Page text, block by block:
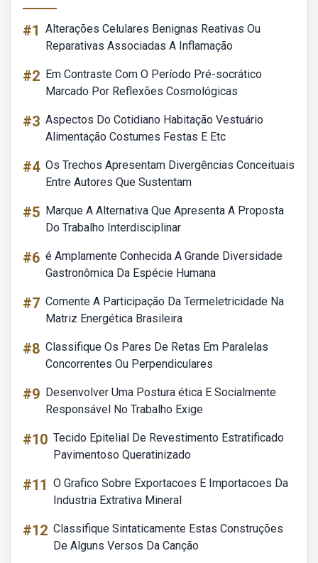
#1 Alterações Celulares Benignas Reativas Ou
Reparativas Associadas A Inflamação
#2 Em Contraste Com O Período Pré-socrático
Marcado Por Reflexões Cosmológicas
#3 Aspectos Do Cotidiano Habitação Vestuário
Alimentação Costumes Festas E Etc
#4 Os Trechos Apresentam Divergências Conceituais
Entre Autores Que Sustentam
#5 Marque A Alternativa Que Apresenta A Proposta
Do Trabalho Interdisciplinar
#6 é Amplamente Conhecida A Grande Diversidade
Gastronômica Da Espécie Humana
#7 Comente A Participação Da Termeletricidade Na
Matriz Energética Brasileira
#8 Classifique Os Pares De Retas Em Paralelas
Concorrentes Ou Perpendiculares
#9 Desenvolver Uma Postura ética E Socialmente
Responsável No Trabalho Exige
#10 Tecido Epitelial De Revestimento Estratificado
Pavimentoso Queratinizado
#11 O Grafico Sobre Exportacoes E Importacoes Da
Industria Extrativa Mineral
#12 Classifique Sintaticamente Estas Construções
De Alguns Versos Da Canção